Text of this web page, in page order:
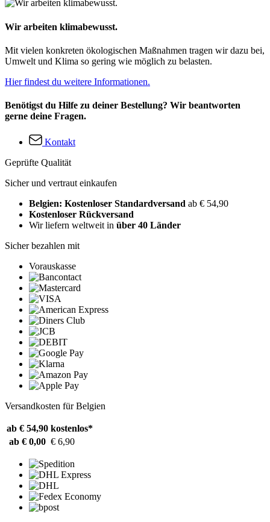
Wir arbeiten klimabewusst.
Mit vielen konkreten ökologischen Maßnahmen tragen wir dazu bei,
Umwelt und Klima so gering wie möglich zu belasten.
Hier findest du weitere Informationen.
Benötigst du Hilfe zu deiner Bestellung? Wir beantworten
gerne deine Fragen.
Kontakt
Geprüfte Qualität
Sicher und vertraut einkaufen
Belgien: Kostenloser Standardversand ab € 54,90
Kostenloser Rückversand
Wir liefern weltweit in über 40 Länder
Sicher bezahlen mit
Vorauskasse
Versandkosten für Belgien
ab € 54,90 kostenlos*
ab € 0,00 € 6,90